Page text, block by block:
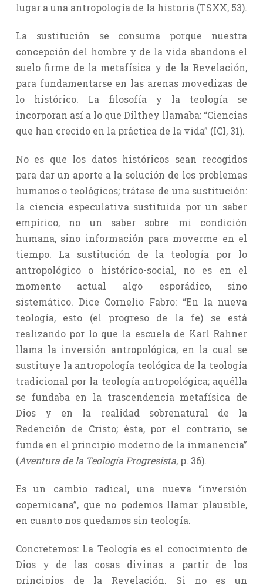
lugar a una antropología de la historia (TSXX, 53).
La sustitución se consuma porque nuestra
concepción del hombre y de la vida abandona el
suelo firme de la metafísica y de la Revelación,
para fundamentarse en las arenas movedizas de
lo histórico. La filosofía y la teología se
incorporan así a lo que Dilthey llamaba: “Ciencias
que han crecido en la práctica de la vida” (ICI, 31).
No es que los datos históricos sean recogidos
para dar un aporte a la solución de los problemas
humanos o teológicos; trátase de una sustitución:
la ciencia especulativa sustituida por un saber
empírico, no un saber sobre mi condición
humana, sino información para moverme en el
tiempo. La sustitución de la teología por lo
antropológico o histórico-social, no es en el
momento actual algo esporádico, sino
sistemático. Dice Cornelio Fabro: “En la nueva
teología, esto (el progreso de la fe) se está
realizando por lo que la escuela de Karl Rahner
llama la inversión antropológica, en la cual se
sustituye la antropología teológica de la teología
tradicional por la teología antropológica; aquélla
se fundaba en la trascendencia metafísica de
Dios y en la realidad sobrenatural de la
Redención de Cristo; ésta, por el contrario, se
funda en el principio moderno de la inmanencia”
(Aventura de la Teología Progresista, p. 36).
Es un cambio radical, una nueva “inversión
copernicana”, que no podemos llamar plausible,
en cuanto nos quedamos sin teología.
Concretemos: La Teología es el conocimiento de
Dios y de las cosas divinas a partir de los
principios de la Revelación. Si no es un